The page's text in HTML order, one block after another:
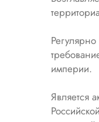
империи.
Является